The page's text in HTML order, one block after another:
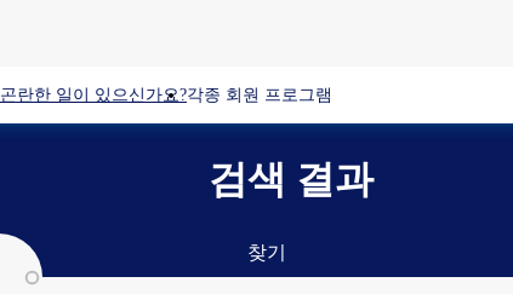
곤란한 일이 있으신가요?각종 회원 프로그램
검색 결과
찾기